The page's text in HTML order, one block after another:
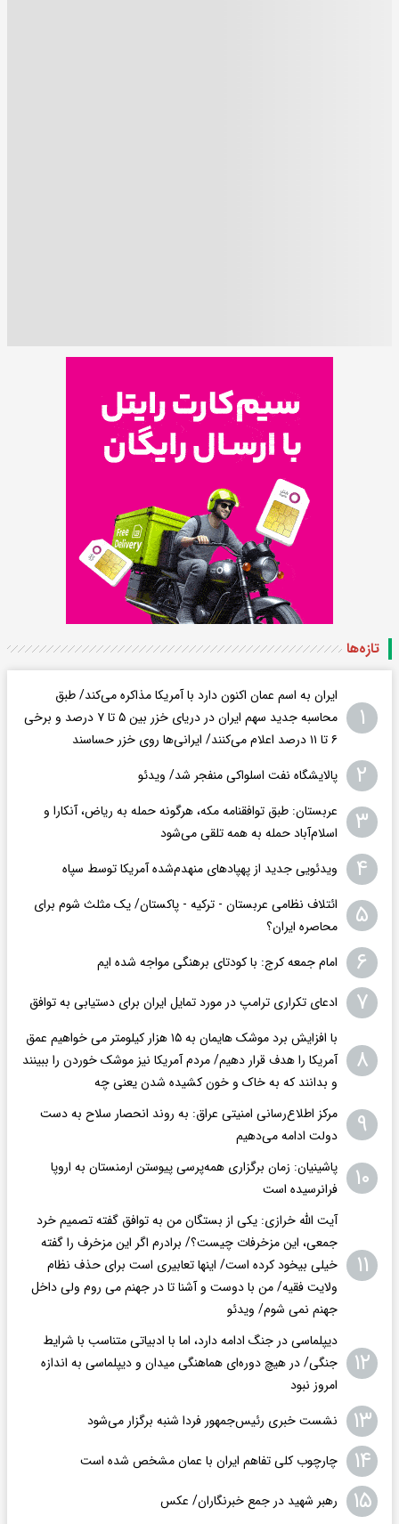
تازه‌ها
۱
ایران به اسم عمان اکنون دارد با آمریکا مذاکره می‌کند/ طبق
محاسبه جدید سهم ایران در دریای خزر بین ۵ تا ۷ درصد و برخی
۶ تا ۱۱ درصد اعلام می‌کنند/ ایرانی‌ها روی خزر حساسند
۲ پالایشگاه نفت اسلواکی منفجر شد/ ویدئو
۳
عربستان: طبق توافقنامه مکه، هرگونه حمله به ریاض، آنکارا و
اسلام‌آباد حمله به همه تلقی می‌شود
۴ ویدئویی جدید از پهپادهای منهدم‌شده آمریکا توسط سپاه
۵
ائتلاف نظامی عربستان - ترکیه - پاکستان/ یک مثلث شوم برای
محاصره ایران؟
۶ امام جمعه کرج: با کودتای برهنگی مواجه شده ایم
۷ ادعای تکراری ترامپ در مورد تمایل ایران برای دستیابی به توافق
۸
با افزایش برد موشک هایمان به ۱۵ هزار کیلومتر می خواهیم عمق
آمریکا را هدف قرار دهیم/ مردم آمریکا نیز موشک خوردن را ببینند
و بدانند که به خاک و خون کشیده شدن یعنی چه
۹
مرکز اطلاع‌رسانی امنیتی عراق: به روند انحصار سلاح به دست
دولت ادامه می‌دهیم
۱۰
پاشینیان: زمان برگزاری همه‌پرسی پیوستن ارمنستان به اروپا
فرانرسیده است
۱۱
آیت الله خرازی: یکی از بستگان من به توافق گفته تصمیم خرد
جمعی، این مزخرفات چیست؟/ برادرم اگر این مزخرف را گفته
خیلی بیخود کرده است/ اینها تعابیری است برای حذف نظام
ولایت فقیه/ من با دوست و آشنا تا در جهنم می روم ولی داخل
جهنم نمی شوم/ ویدئو
۱۲
دیپلماسی در جنگ ادامه دارد، اما با ادبیاتی متناسب با شرایط
جنگی/ در هیچ دوره‌ای هماهنگی میدان و دیپلماسی به اندازه
امروز نبود
۱۳ نشست خبری رئیس‌جمهور فردا شنبه برگزار می‌شود
۱۴ چارچوب کلی تفاهم ایران با عمان مشخص شده است
۱۵ رهبر شهید در جمع خبرنگاران/ عکس